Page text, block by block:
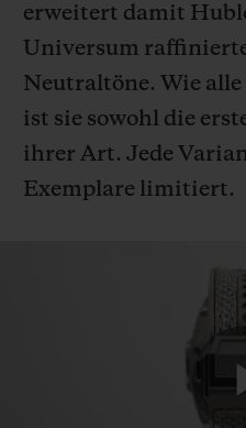
erweitert damit
Universum
Neutraltöne. Wie
ist sie sowohl die
ihrer Art. Jede
Exemplare limitiert.